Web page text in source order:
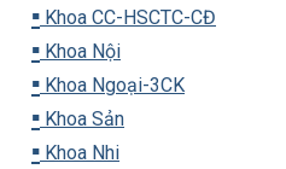
▪️ Khoa CC-HSCTC-CĐ
▪️ Khoa Nội
▪️ Khoa Ngoại-3CK
▪️ Khoa Sản
▪️ Khoa Nhi